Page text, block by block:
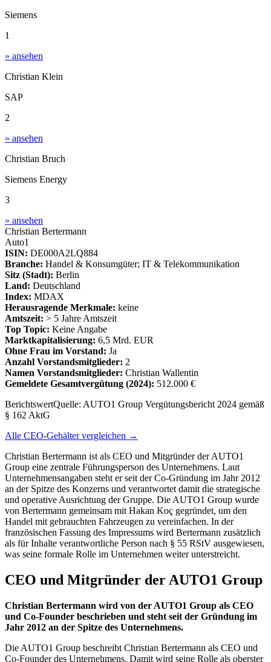
Siemens
1
» ansehen
Christian Klein
SAP
2
» ansehen
Christian Bruch
Siemens Energy
3
» ansehen
Christian Bertermann
Auto1
ISIN: DE000A2LQ884
Branche: Handel & Konsumgüter; IT & Telekommunikation
Sitz (Stadt): Berlin
Land: Deutschland
Index: MDAX
Herausragende Merkmale: keine
Amtszeit: > 5 Jahre Amtszeit
Top Topic: Keine Angabe
Marktkapitalisierung: 6,5 Mrd. EUR
Ohne Frau im Vorstand: Ja
Anzahl Vorstandsmitglieder: 2
Namen Vorstandsmitglieder: Christian Wallentin
Gemeldete Gesamtvergütung (2024): 512.000 €
BerichtswertQuelle: AUTO1 Group Vergütungsbericht 2024 gemäß
§ 162 AktG
Alle CEO-Gehälter vergleichen →
Christian Bertermann ist als CEO und Mitgründer der AUTO1
Group eine zentrale Führungsperson des Unternehmens. Laut
Unternehmensangaben steht er seit der Co‑Gründung im Jahr 2012
an der Spitze des Konzerns und verantwortet damit die strategische
und operative Ausrichtung der Gruppe. Die AUTO1 Group wurde
von Bertermann gemeinsam mit Hakan Koç gegründet, um den
Handel mit gebrauchten Fahrzeugen zu vereinfachen. In der
französischen Fassung des Impressums wird Bertermann zusätzlich
als für Inhalte verantwortliche Person nach § 55 RStV ausgewiesen,
was seine formale Rolle im Unternehmen weiter unterstreicht.
CEO und Mitgründer der AUTO1 Group
Christian Bertermann wird von der AUTO1 Group als CEO
und Co‑Founder beschrieben und steht seit der Gründung im
Jahr 2012 an der Spitze des Unternehmens.
Die AUTO1 Group beschreibt Christian Bertermann als CEO und
Co‑Founder des Unternehmens. Damit wird seine Rolle als oberster